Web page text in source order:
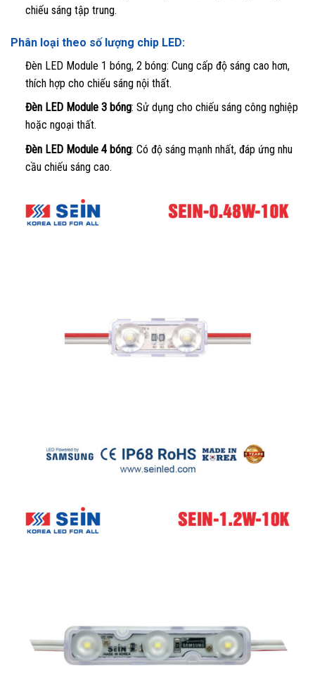
chiếu sáng tập trung.
Phân loại theo số lượng chip LED:
Đèn LED Module 1 bóng, 2 bóng: Cung cấp độ sáng cao hơn,
thích hợp cho chiếu sáng nội thất.
Đèn LED Module 3 bóng: Sử dụng cho chiếu sáng công nghiệp
hoặc ngoại thất.
Đèn LED Module 4 bóng: Có độ sáng mạnh nhất, đáp ứng nhu
cầu chiếu sáng cao.